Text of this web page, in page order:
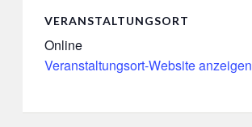
VERANSTALTUNGSORT
Online
Veranstaltungsort-Website anzeigen